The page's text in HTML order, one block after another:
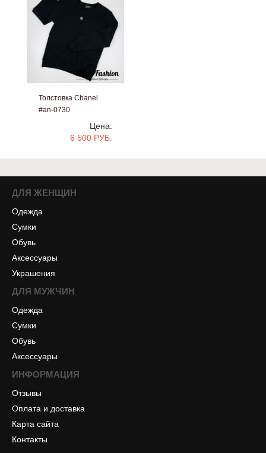
Толстовка Chanel
#an-0730
Цена:
6 500 РУБ.
ДЛЯ ЖЕНЩИН
Одежда
Сумки
Обувь
Аксессуары
Украшения
ДЛЯ МУЖЧИН
Одежда
Сумки
Обувь
Аксессуары
ИНФОРМАЦИЯ
Отзывы
Оплата и доставка
Карта сайта
Контакты